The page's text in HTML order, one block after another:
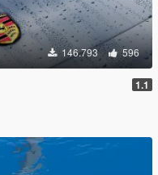
146.793 596
1.1